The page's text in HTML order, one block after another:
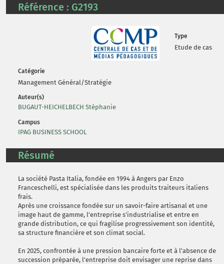
Référence : G2193
Type
Etude de cas
Catégorie
Management Général/Stratégie
Auteur(s)
BUGAUT-HEICHELBECH Stéphanie
Campus
IPAG BUSINESS SCHOOL
Résumé
La société Pasta Italia, fondée en 1994 à Angers par Enzo
Franceschelli, est spécialisée dans les produits traiteurs italiens
frais.
Après une croissance fondée sur un savoir-faire artisanal et une
image haut de gamme, l'entreprise s'industrialise et entre en
grande distribution, ce qui fragilise progressivement son identité,
sa structure financière et son climat social.
En 2025, confrontée à une pression bancaire forte et à l'absence de
succession préparée, l'entreprise doit envisager une reprise dans